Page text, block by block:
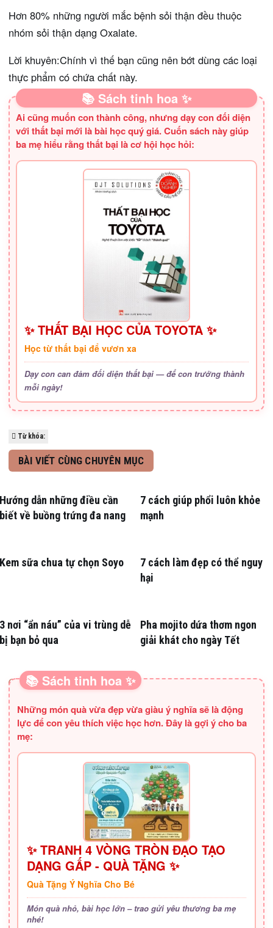
Hơn 80% những người mắc bệnh sỏi thận đều thuộc
nhóm sỏi thận dạng Oxalate.
Lời khuyên:Chính vì thế bạn cũng nên bớt dùng các loại
thực phẩm có chứa chất này.
📚 Sách tinh hoa ✨
Ai cũng muốn con thành công, nhưng dạy con đối diện
với thất bại mới là bài học quý giá. Cuốn sách này giúp
ba mẹ hiểu rằng thất bại là cơ hội học hỏi:
✨ THẤT BẠI HỌC CỦA TOYOTA ✨
Học từ thất bại để vươn xa
Dạy con can đảm đối diện thất bại — để con trưởng thành
mỗi ngày!
Từ khóa:
BÀI VIẾT CÙNG CHUYÊN MỤC
Hướng dẫn những điều cần
biết về buồng trứng đa nang
7 cách giúp phổi luôn khỏe
mạnh
Kem sữa chua tự chọn Soyo
7 cách làm đẹp có thể nguy
hại
3 nơi “ẩn náu” của vi trùng dễ
bị bạn bỏ qua
Pha mojito dứa thơm ngon
giải khát cho ngày Tết
SÁCH HAY CHO BA MẸ
📚 Sách tinh hoa ✨
Những món quà vừa đẹp vừa giàu ý nghĩa sẽ là động
lực để con yêu thích việc học hơn. Đây là gợi ý cho ba
mẹ:
✨ TRANH 4 VÒNG TRÒN ĐẠO TẠO
DẠNG GẤP - QUÀ TẶNG ✨
Quà Tặng Ý Nghĩa Cho Bé
Món quà nhỏ, bài học lớn – trao gửi yêu thương ba mẹ
nhé!